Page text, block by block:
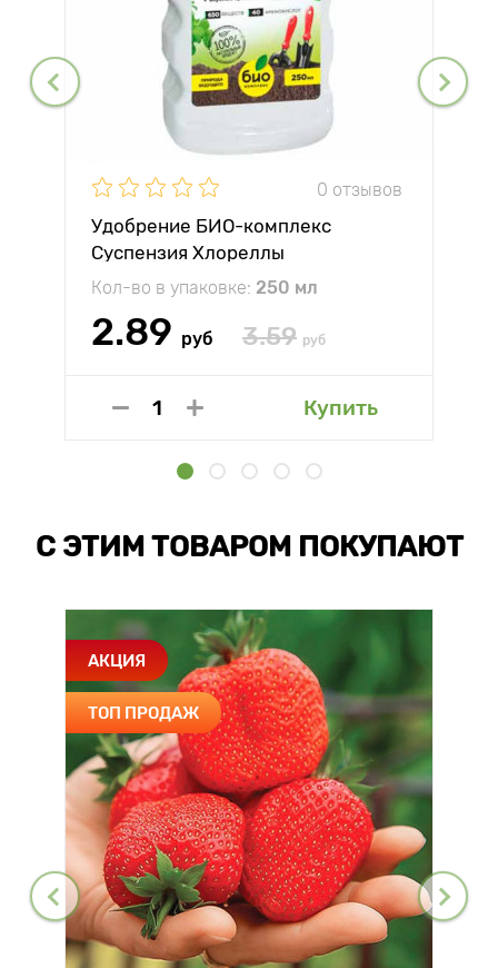
0 отзывов
Удобрение БИО-комплекс
Суспензия Хлореллы
Кол-во в упаковке: 250 мл
2.89 руб 3.59 руб
Купить
С ЭТИМ ТОВАРОМ ПОКУПАЮТ
АКЦИЯ
ТОП ПРОДАЖ